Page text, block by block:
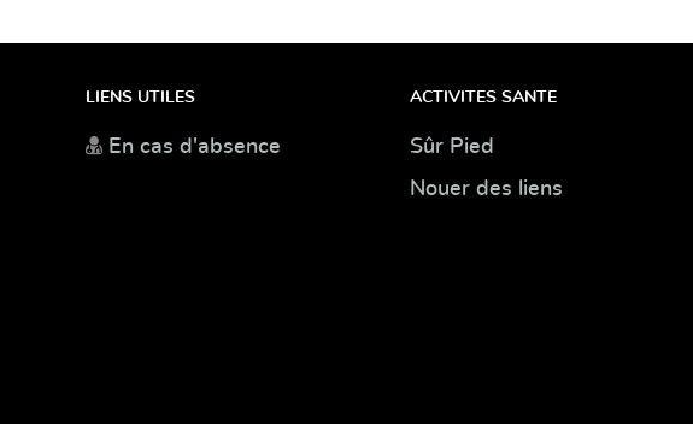
LIENS UTILES
En cas d'absence
ACTIVITES SANTE
Sûr Pied
Nouer des liens